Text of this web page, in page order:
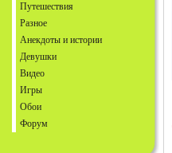
Путешествия
Разное
Анекдоты и истории
Девушки
Видео
Игры
Обои
Форум